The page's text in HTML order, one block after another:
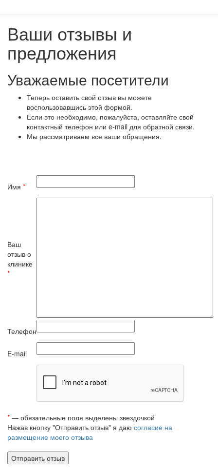
Ваши отзывы и
предложения
Уважаемые посетители
Теперь оставить свой отзыв вы можете
воспользовавшись этой формой.
Если это необходимо, пожалуйста, оставляйте свой
контактный телефон или e-mail для обратной связи.
Мы рассматриваем все ваши обращения.
Имя *
Ваш
отзыв о
клинике
*
Телефон
E-mail
* — обязательные поля выделены звездочкой
Нажав кнопку "Отправить отзыв" я даю согласие на
размещение моего отзыва